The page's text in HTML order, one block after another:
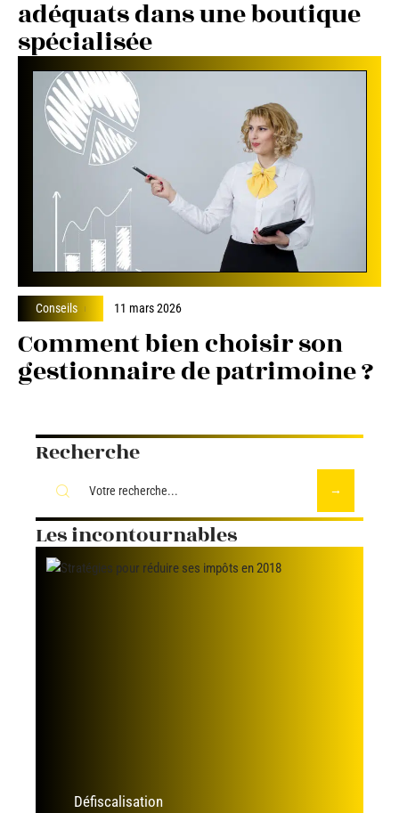
adéquats dans une boutique
spécialisée
Conseils 11 mars 2026
Comment bien choisir son
gestionnaire de patrimoine ?
Recherche
Les incontournables
Défiscalisation